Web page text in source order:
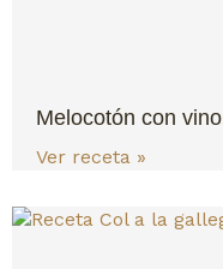
Melocotón con vino
Ver receta »